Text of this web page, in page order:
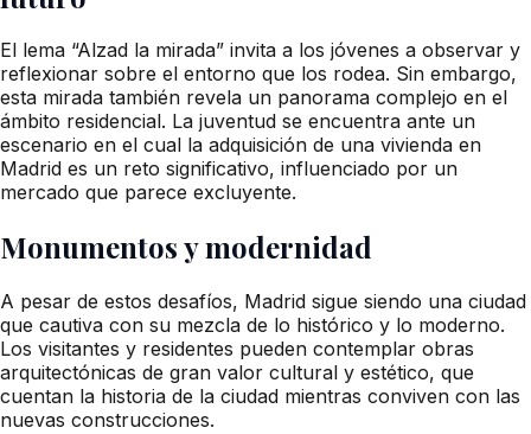
El lema “Alzad la mirada” invita a los jóvenes a observar y
reflexionar sobre el entorno que los rodea. Sin embargo,
esta mirada también revela un panorama complejo en el
ámbito residencial. La juventud se encuentra ante un
escenario en el cual la adquisición de una vivienda en
Madrid es un reto significativo, influenciado por un
mercado que parece excluyente.
Monumentos y modernidad
A pesar de estos desafíos, Madrid sigue siendo una ciudad
que cautiva con su mezcla de lo histórico y lo moderno.
Los visitantes y residentes pueden contemplar obras
arquitectónicas de gran valor cultural y estético, que
cuentan la historia de la ciudad mientras conviven con las
nuevas construcciones.